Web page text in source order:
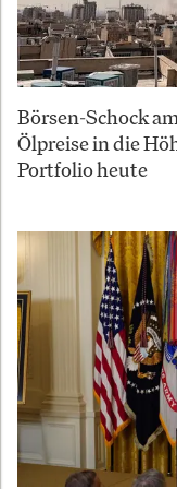
Börsen-Schock
Ölpreise in die
Portfolio heute